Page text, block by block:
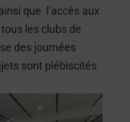
que l’accès aux
les clubs de
des journées
sont plébiscités